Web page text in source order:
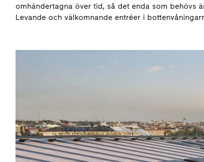
omhändertagna över tid, så det enda som behövs
Levande och välkomnande entréer i